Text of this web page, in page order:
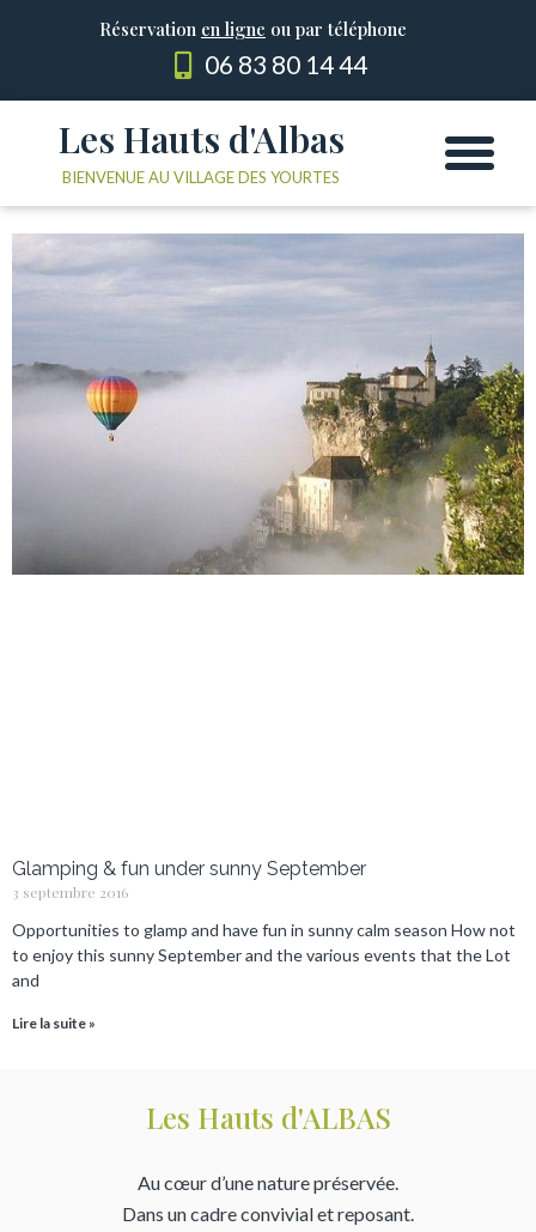
Réservation en ligne ou par téléphone
06 83 80 14 44
Les Hauts d'Albas
BIENVENUE AU VILLAGE DES YOURTES
Glamping & fun under sunny September
3 septembre 2016
Opportunities to glamp and have fun in sunny calm season How not
to enjoy this sunny September and the various events that the Lot
and
Lire la suite »
Les Hauts d'ALBAS
Au cœur d’une nature préservée.
Dans un cadre convivial et reposant.